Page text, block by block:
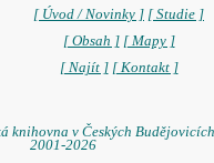
[ Úvod / Novinky ] [ Studie ]
[ Obsah ] [ Mapy ]
[ Najít ] [ Kontakt ]
knihovna v Českých
2001-2026